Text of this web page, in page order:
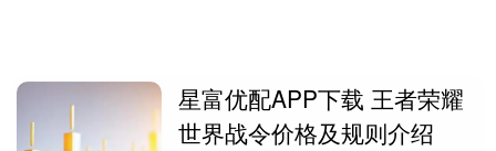
星富优配APP下载 王者荣耀
世界战令价格及规则介绍